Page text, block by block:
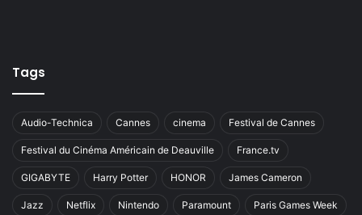
Tags
Audio-Technica Cannes cinema Festival de Cannes
Festival du Cinéma Américain de Deauville France.tv
GIGABYTE Harry Potter HONOR James Cameron
Jazz Netflix Nintendo Paramount Paris Games Week